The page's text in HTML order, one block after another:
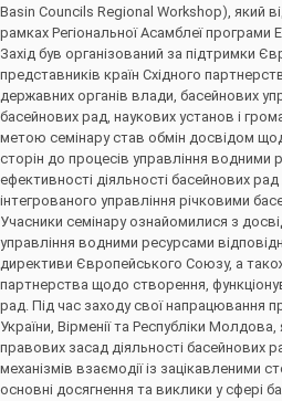
Basin Councils Regional Workshop), який
рамках Регіональної Асамблеї програми
Захід був організований за підтримки
представників країн Східного
державних органів влади, басейнових
басейнових рад, наукових установ і
метою семінару став обмін досвідом
сторін до процесів управління водними
ефективності діяльності басейнових
інтегрованого управління річковими
Учасники семінару ознайомилися з
управління водними ресурсами
директиви Європейського Союзу, а
партнерства щодо створення,
рад. Під час заходу свої напрацювання
України, Вірменії та Республіки
правових засад діяльності басейнових
механізмів взаємодії із зацікавленими
основні досягнення та виклики у сфері